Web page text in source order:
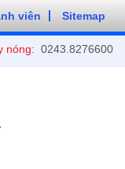
viên Sitemap
nóng: 0243.8276600